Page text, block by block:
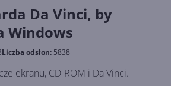
Da Vinci, by
Windows
Liczba odsłon: 5838
ekranu, CD-ROM i Da Vinci.